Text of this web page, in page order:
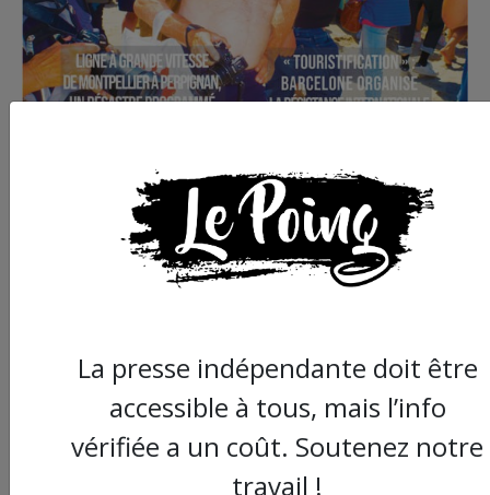
Commander le dernier numéro papier du
Poing !
AGORA
La presse indépendante doit être
accessible à tous, mais l’info
vérifiée a un coût. Soutenez notre
travail !